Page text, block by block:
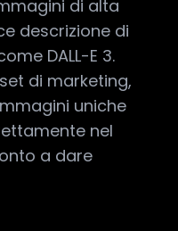
di alta
descrizione di
DALL-E 3.
di marketing,
uniche
nel
a dare